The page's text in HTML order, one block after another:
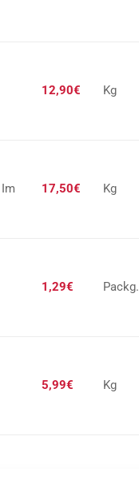
12,90€ Kg
17,50€ Kg
1,29€ Packg.
5,99€ Kg